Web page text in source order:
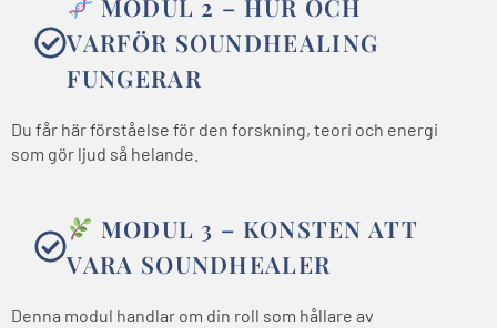
MODUL 2 – HUR OCH
VARFÖR SOUNDHEALING
FUNGERAR
Du får här förståelse för den forskning, teori och energi
som gör ljud så helande.
MODUL 3 – KONSTEN ATT
VARA SOUNDHEALER
Denna modul handlar om din roll som hållare av